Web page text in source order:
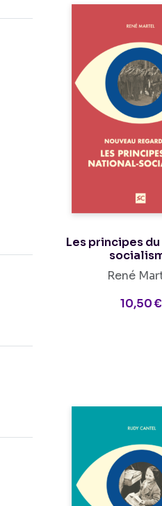
Les principes
René
10,50 €